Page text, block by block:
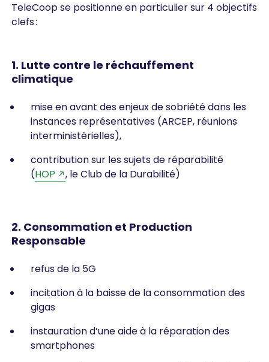
TeleCoop se positionne en particulier sur 4 objectifs
clefs :
1. Lutte contre le réchauffement
climatique
mise en avant des enjeux de sobriété dans les
instances représentatives (ARCEP, réunions
interministérielles),
contribution sur les sujets de réparabilité
(HOP , le Club de la Durabilité)
2. Consommation et Production
Responsable
refus de la 5G
incitation à la baisse de la consommation des
gigas
instauration d’une aide à la réparation des
smartphones